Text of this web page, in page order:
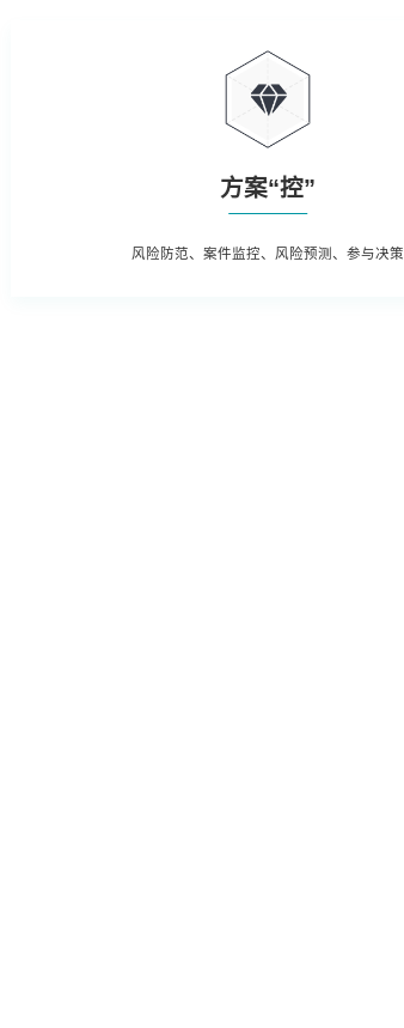
方案“控”
风险防范、案件监控、风险预测、参与决策